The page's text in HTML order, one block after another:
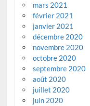
mars 2021
février 2021
janvier 2021
décembre 2020
novembre 2020
octobre 2020
septembre 2020
août 2020
juillet 2020
juin 2020